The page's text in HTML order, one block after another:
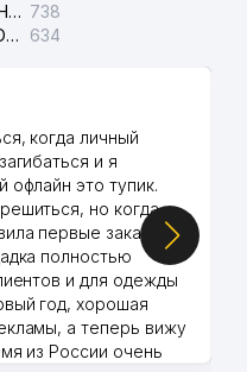
СЕРГЕЛИЙСКАЯ АВАРИЙНАЯ СЛУЖБА ЭЛЕКТРОСЕТИ 738
УЧТЕПИНСКИЙ МЕЖРАЙОННЫЙ СУД ПО ГРАЖДАНСКИМ ДЕЛАМ 634
когда личный
и я
это тупик.
но когда
первые заказы,
полностью
и для одежды
год, хорошая
а теперь вижу
из России очень